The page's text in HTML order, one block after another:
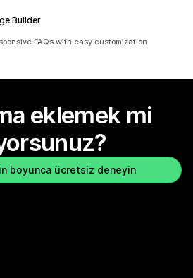
Builder
FAQs with easy customization
eklemek mi
boyunca ücretsiz deneyin